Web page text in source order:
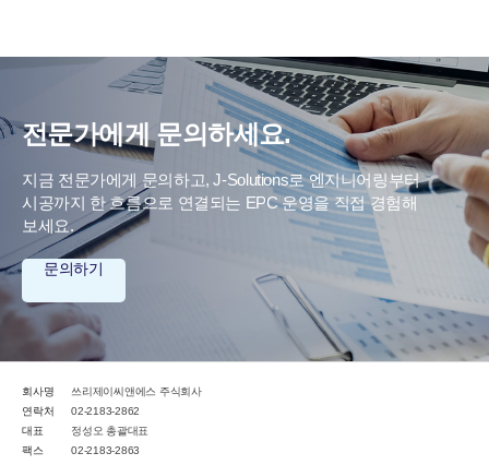
전문가에게 문의하세요.
지금 전문가에게 문의하고, J-Solutions로 엔지니어링부터
시공까지 한 흐름으로 연결되는 EPC 운영을 직접 경험해
보세요.
문의하기
회사명
쓰리제이씨앤에스 주식회사
연락처
02-2183-2862
대표
정성오 총괄대표
팩스
02-2183-2863